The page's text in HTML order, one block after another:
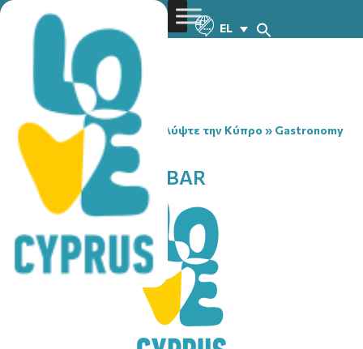
EL
You are here:Home» Ανακαλύψτε την Κύπρο » Gastronomy
» ELIAS INN SNACK BAR
ELIAS INN SNACK BAR